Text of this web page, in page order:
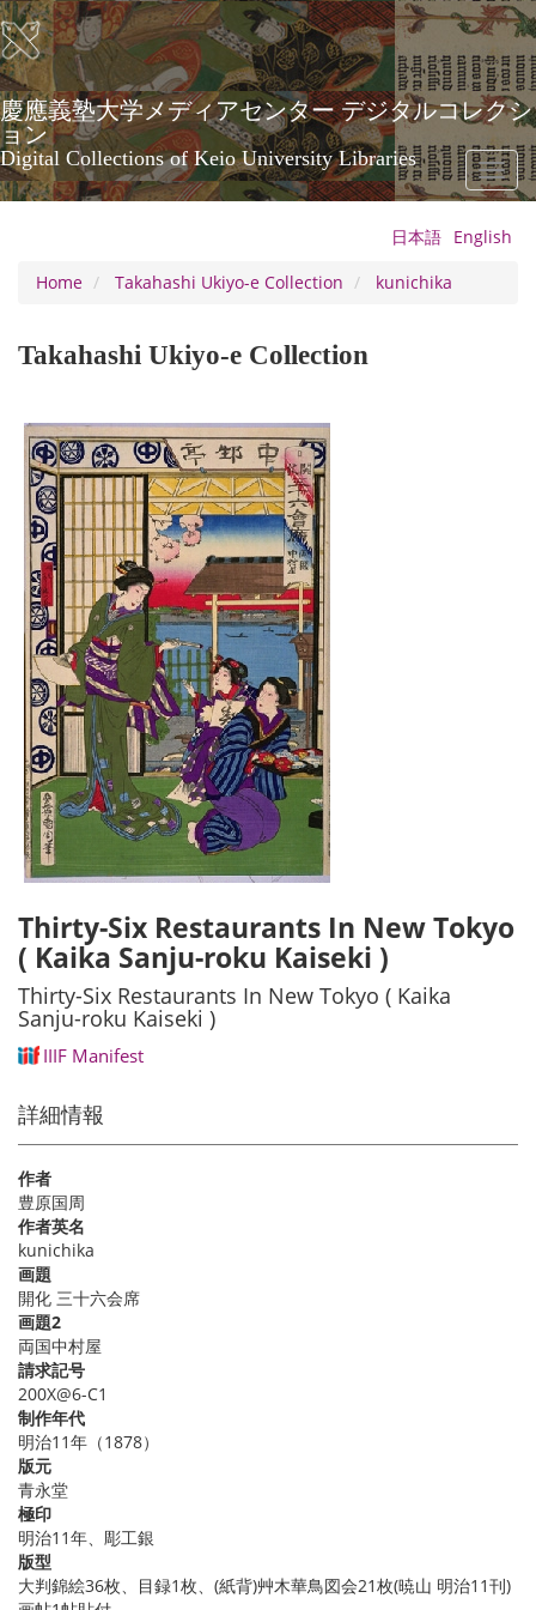
Skip
to
main
content
慶應義塾大学メディアセンター デジタルコレクシ
ョン
Digital Collections of Keio University Libraries
Toggle
日本語 English
Home
Takahashi Ukiyo-e Collection kunichika
Takahashi Ukiyo-e Collection
Thirty-Six Restaurants In New Tokyo
( Kaika Sanju-roku Kaiseki )
Thirty-Six Restaurants In New Tokyo ( Kaika
Sanju-roku Kaiseki )
IIIF Manifest
詳細情報
作者
豊原国周
作者英名
kunichika
画題
開化 三十六会席
画題2
両国中村屋
請求記号
200X@6-C1
制作年代
明治11年（1878）
版元
青永堂
極印
明治11年、彫工銀
版型
大判錦絵36枚、目録1枚、(紙背)艸木華鳥図会21枚(暁山 明治11刊)